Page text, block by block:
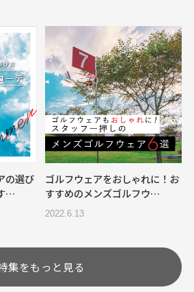
の選び
…
ゴルフウェアをおしゃれに！お
すすめのメンズゴルフウ…
2022.6.13
集をもっと見る